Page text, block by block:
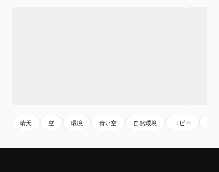
晴天 空 環境 青い空 自然環境 コピー